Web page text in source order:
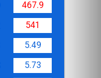
467.9
541
5.49
5.73